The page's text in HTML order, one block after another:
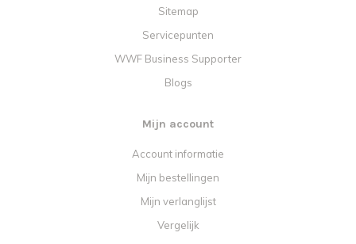
Sitemap
Servicepunten
WWF Business Supporter
Blogs
Mijn account
Account informatie
Mijn bestellingen
Mijn verlanglijst
Vergelijk